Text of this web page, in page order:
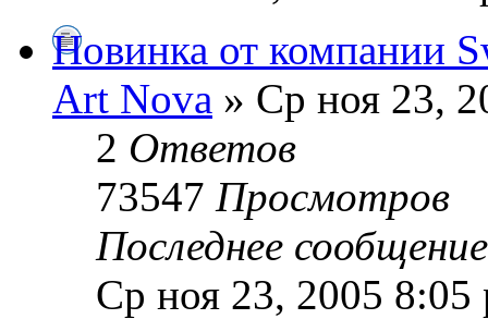
Новинка от компании
Art Nova » Ср ноя 23,
2 Ответов
73547 Просмотров
Последнее
Ср ноя 23, 2005 8:05